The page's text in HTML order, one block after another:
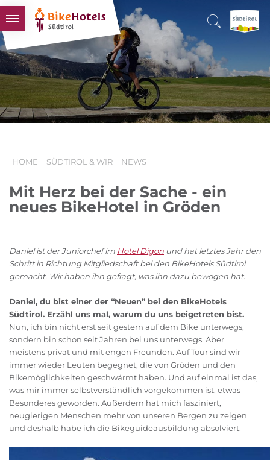
BIKEHOTELS
HOTELS & PAKETE
TOUREN & REVIERE
SÜDTIROL & WIR
HOME SÜDTIROL & WIR NEWS
Mit Herz bei der Sache - ein
neues BikeHotel in Gröden
Daniel ist der Juniorchef im Hotel Digon und hat letztes Jahr den
Schritt in Richtung Mitgliedschaft bei den BikeHotels Südtirol
gemacht. Wir haben ihn gefragt, was ihn dazu bewogen hat.
Daniel, du bist einer der “Neuen” bei den BikeHotels
Südtirol. Erzähl uns mal, warum du uns beigetreten bist.
Nun, ich bin nicht erst seit gestern auf dem Bike unterwegs,
sondern bin schon seit Jahren bei uns unterwegs. Aber
meistens privat und mit engen Freunden. Auf Tour sind wir
immer wieder Leuten begegnet, die von Gröden und den
Bikemöglichkeiten geschwärmt haben. Und auf einmal ist das,
was mir immer selbstverständlich vorgekommen ist, etwas
Besonderes geworden. Außerdem hat mich fasziniert,
neugierigen Menschen mehr von unseren Bergen zu zeigen
und deshalb habe ich die Bikeguideausbildung absolviert.